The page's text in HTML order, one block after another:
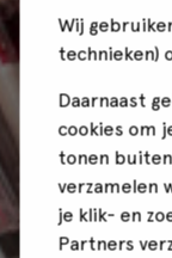
Wij
technieken)
Daarnaast
cookies om
tonen
verzamelen
je klik- en
Partners